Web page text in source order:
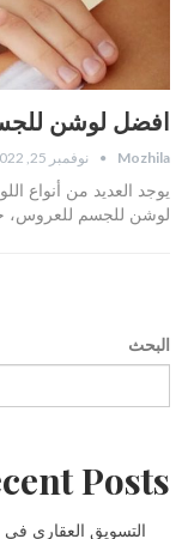
افضل لوشن
Mozhila نوفمبر 25, 2022
يوجد العديد من أنواع
لوشن للجسم
البحث
Posts
التسويق العقاري